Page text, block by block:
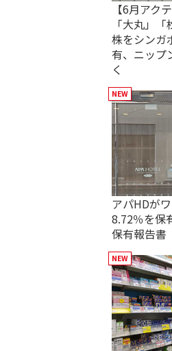
【6月アク
「大丸」
株をシンガ
有、ニップ
く
アパHDが
8.72％を
保有報告書